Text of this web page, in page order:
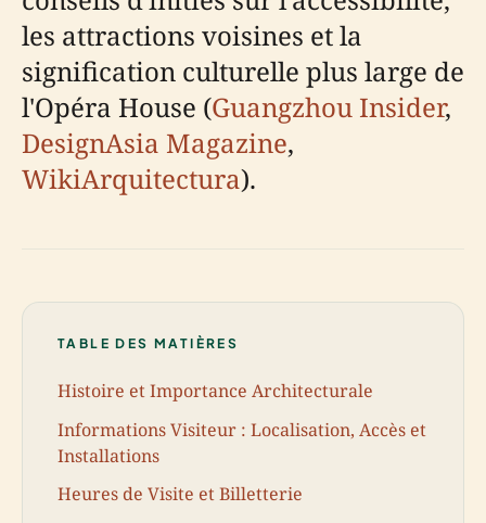
les attractions voisines et la
signification culturelle plus large de
l'Opéra House (Guangzhou Insider,
DesignAsia Magazine,
WikiArquitectura).
TABLE DES MATIÈRES
Histoire et Importance Architecturale
Informations Visiteur : Localisation, Accès et
Installations
Heures de Visite et Billetterie